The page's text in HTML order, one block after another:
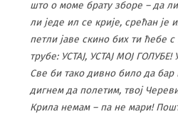
што о моме брату зборе – да
ли једе ил се крије, срећан је
петли јаве скино бих ти ћебе
трубе: УСТАЈ, УСТАЈ МОЈ
Све би тако дивно било да бар
дигнем да полетим, твој
Крила немам – па не мари!